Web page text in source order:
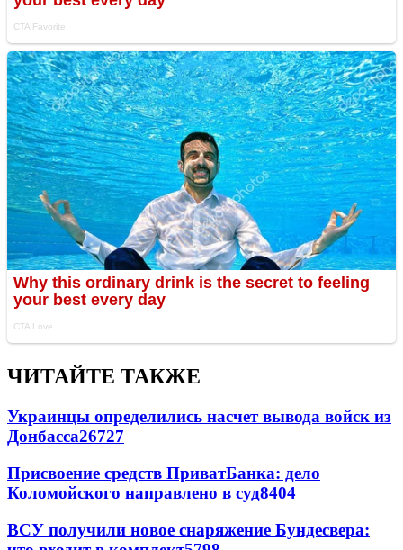
ЧИТАЙТЕ ТАКЖЕ
Украинцы определились насчет вывода войск из
Донбасса26727
Присвоение средств ПриватБанка: дело
Коломойского направлено в суд8404
ВСУ получили новое снаряжение Бундесвера: